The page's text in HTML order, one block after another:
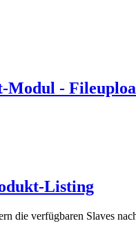
Modul -
Listing
die verfügbaren Slaves